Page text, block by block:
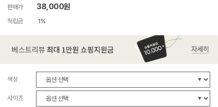
판매가 38,000원
적립금 1%
색상
사이즈